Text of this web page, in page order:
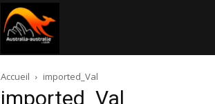
australie.com
Accueil imported_Val
imported_Val